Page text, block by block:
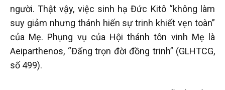
người. Thật vậy, việc sinh hạ Đức Kitô “không làm
suy giảm nhưng thánh hiến sự trinh khiết vẹn toàn”
của Mẹ. Phụng vụ của Hội thánh tôn vinh Mẹ là
Aeiparthenos, “Đấng trọn đời đồng trinh” (GLHTCG,
số 499).